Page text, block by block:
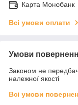
Карта Монобанк
Всі умови оплати
Умови
Законом не
належної якості
Всі умови